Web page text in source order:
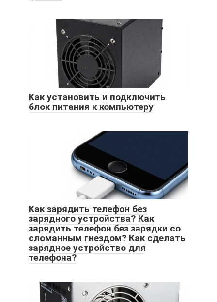
Как установить и подключить
блок питания к компьютеру
Как зарядить телефон без
зарядного устройства? Как
зарядить телефон без зарядки со
сломанным гнездом? Как сделать
зарядное устройство для
телефона?